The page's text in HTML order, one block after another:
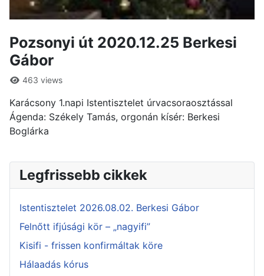
Pozsonyi út 2020.12.25 Berkesi
Gábor
463 views
Karácsony 1.napi Istentisztelet úrvacsoraosztással
Ágenda: Székely Tamás, orgonán kísér: Berkesi
Boglárka
Legfrissebb cikkek
Istentisztelet 2026.08.02. Berkesi Gábor
Felnőtt ifjúsági kör – „nagyifi”
Kisifi - frissen konfirmáltak köre
Hálaadás kórus